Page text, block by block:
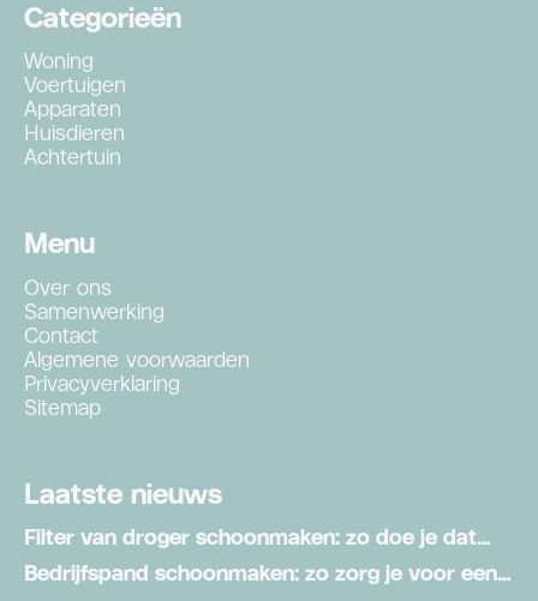
Categorieën
Woning
Voertuigen
Apparaten
Huisdieren
Achtertuin
Menu
Over ons
Samenwerking
Contact
Algemene voorwaarden
Privacyverklaring
Sitemap
Laatste nieuws
Filter van droger schoonmaken: zo doe je dat
stap voor stap
Bedrijfspand schoonmaken: zo zorg je voor een